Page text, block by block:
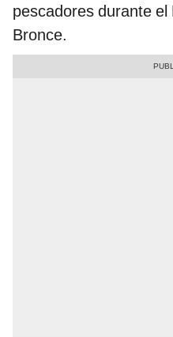
pescadores durante
Bronce.